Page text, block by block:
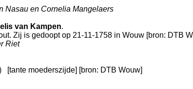
Nasau en Cornelia Mangelaers
van Kampen.
. Zij is gedoopt op 21-11-1758 in Wouw [bron: DTB
Riet
[tante moederszijde] [bron: DTB Wouw]